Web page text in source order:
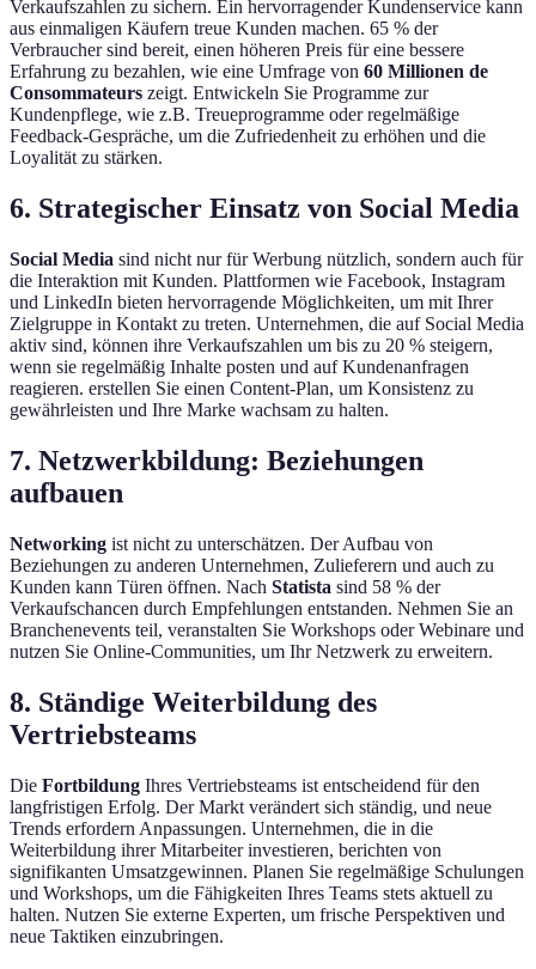
Verkaufszahlen zu sichern. Ein hervorragender Kundenservice kann
aus einmaligen Käufern treue Kunden machen. 65 % der
Verbraucher sind bereit, einen höheren Preis für eine bessere
Erfahrung zu bezahlen, wie eine Umfrage von 60 Millionen de
Consommateurs zeigt. Entwickeln Sie Programme zur
Kundenpflege, wie z.B. Treueprogramme oder regelmäßige
Feedback-Gespräche, um die Zufriedenheit zu erhöhen und die
Loyalität zu stärken.
6. Strategischer Einsatz von Social Media
Social Media sind nicht nur für Werbung nützlich, sondern auch für
die Interaktion mit Kunden. Plattformen wie Facebook, Instagram
und LinkedIn bieten hervorragende Möglichkeiten, um mit Ihrer
Zielgruppe in Kontakt zu treten. Unternehmen, die auf Social Media
aktiv sind, können ihre Verkaufszahlen um bis zu 20 % steigern,
wenn sie regelmäßig Inhalte posten und auf Kundenanfragen
reagieren. erstellen Sie einen Content-Plan, um Konsistenz zu
gewährleisten und Ihre Marke wachsam zu halten.
7. Netzwerkbildung: Beziehungen
aufbauen
Networking ist nicht zu unterschätzen. Der Aufbau von
Beziehungen zu anderen Unternehmen, Zulieferern und auch zu
Kunden kann Türen öffnen. Nach Statista sind 58 % der
Verkaufschancen durch Empfehlungen entstanden. Nehmen Sie an
Branchenevents teil, veranstalten Sie Workshops oder Webinare und
nutzen Sie Online-Communities, um Ihr Netzwerk zu erweitern.
8. Ständige Weiterbildung des
Vertriebsteams
Die Fortbildung Ihres Vertriebsteams ist entscheidend für den
langfristigen Erfolg. Der Markt verändert sich ständig, und neue
Trends erfordern Anpassungen. Unternehmen, die in die
Weiterbildung ihrer Mitarbeiter investieren, berichten von
signifikanten Umsatzgewinnen. Planen Sie regelmäßige Schulungen
und Workshops, um die Fähigkeiten Ihres Teams stets aktuell zu
halten. Nutzen Sie externe Experten, um frische Perspektiven und
neue Taktiken einzubringen.